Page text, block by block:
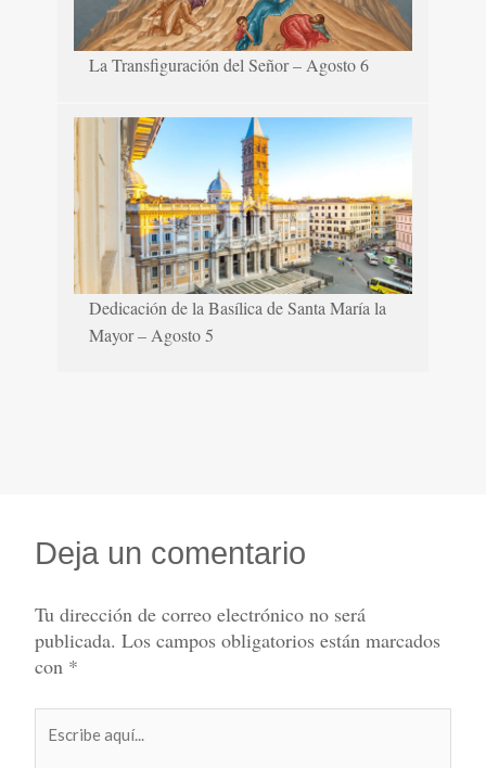
La Transfiguración del Señor – Agosto 6
Dedicación de la Basílica de Santa María la
Mayor – Agosto 5
Deja un comentario
Tu dirección de correo electrónico no será
publicada. Los campos obligatorios están marcados
con *
aquí...